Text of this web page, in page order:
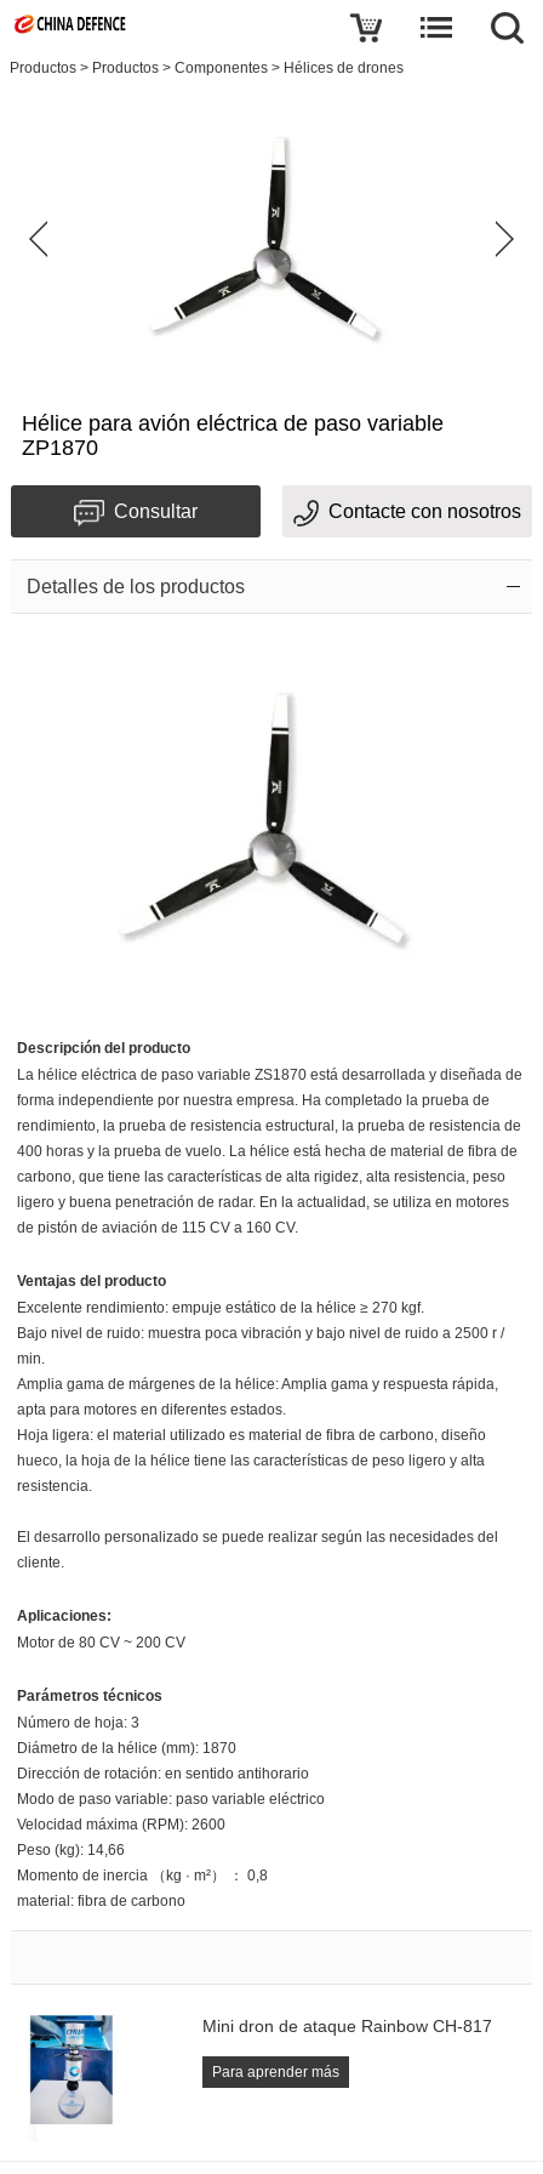
Productos > Productos > Componentes > Hélices de drones
Hélice para avión eléctrica de paso variable
ZP1870
Consultar Contacte con nosotros
Detalles de los productos
Descripción del producto
La hélice eléctrica de paso variable ZS1870 está desarrollada y diseñada de
forma independiente por nuestra empresa. Ha completado la prueba de
rendimiento, la prueba de resistencia estructural, la prueba de resistencia de
400 horas y la prueba de vuelo. La hélice está hecha de material de fibra de
carbono, que tiene las características de alta rigidez, alta resistencia, peso
ligero y buena penetración de radar. En la actualidad, se utiliza en motores
de pistón de aviación de 115 CV a 160 CV.
Ventajas del producto
Excelente rendimiento: empuje estático de la hélice ≥ 270 kgf.
Bajo nivel de ruido: muestra poca vibración y bajo nivel de ruido a 2500 r /
min.
Amplia gama de márgenes de la hélice: Amplia gama y respuesta rápida,
apta para motores en diferentes estados.
Hoja ligera: el material utilizado es material de fibra de carbono, diseño
hueco, la hoja de la hélice tiene las características de peso ligero y alta
resistencia.
El desarrollo personalizado se puede realizar según las necesidades del
cliente.
Aplicaciones:
Motor de 80 CV ~ 200 CV
Parámetros técnicos
Número de hoja: 3
Diámetro de la hélice (mm): 1870
Dirección de rotación: en sentido antihorario
Modo de paso variable: paso variable eléctrico
Velocidad máxima (RPM): 2600
Peso (kg): 14,66
Momento de inercia （kg · m²） ： 0,8
material: fibra de carbono
Mini dron de ataque Rainbow CH-817
Para aprender más